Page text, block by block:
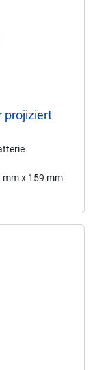
projiziert
mm x 159 mm